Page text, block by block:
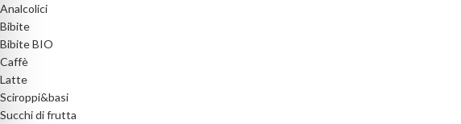
Analcolici
Bibite
Bibite BIO
Caffè
Latte
Sciroppi&basi
Succhi di frutta